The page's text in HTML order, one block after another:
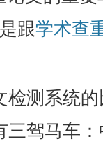
跟学术查
检测系统
三驾马车